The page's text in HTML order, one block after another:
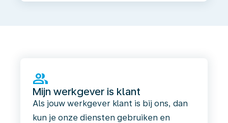
group
Mijn werkgever is klant
Als jouw werkgever klant is bij ons, dan
kun je onze diensten gebruiken en